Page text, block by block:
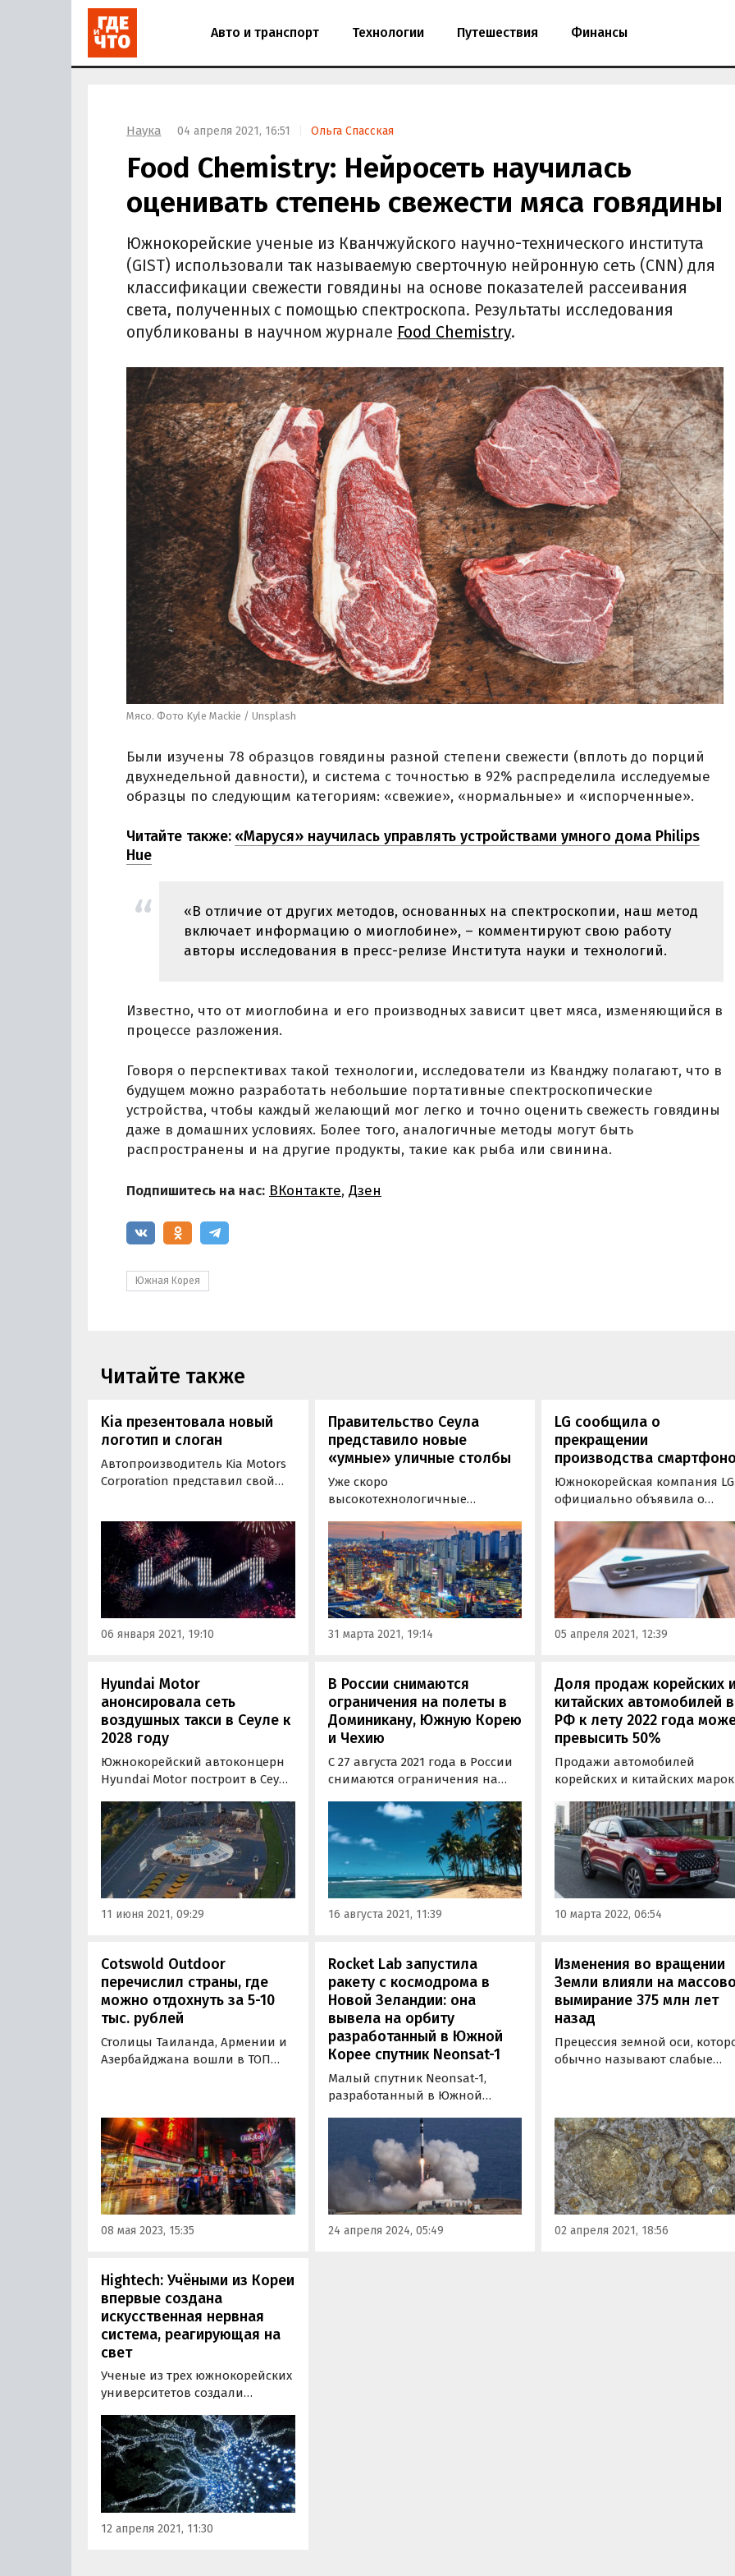
Авто и транспорт Технологии Путешествия Финансы
Наука 04 апреля 2021, 16:51 Ольга Спасская
Food Chemistry: Нейросеть научилась
оценивать степень свежести мяса говядины
Южнокорейские ученые из Кванчжуйского научно-технического института
(GIST) использовали так называемую сверточную нейронную сеть (CNN) для
классификации свежести говядины на основе показателей рассеивания
света, полученных с помощью спектроскопа. Результаты исследования
опубликованы в научном журнале Food Chemistry.
Мясо. Фото Kyle Mackie / Unsplash
Были изучены 78 образцов говядины разной степени свежести (вплоть до порций
двухнедельной давности), и система с точностью в 92% распределила исследуемые
образцы по следующим категориям: «свежие», «нормальные» и «испорченные».
Читайте также: «Маруся» научилась управлять устройствами умного дома Philips
Hue
«В отличие от других методов, основанных на спектроскопии, наш метод
включает информацию о миоглобине», – комментируют свою работу
авторы исследования в пресс-релизе Института науки и технологий.
Известно, что от миоглобина и его производных зависит цвет мяса, изменяющийся в
процессе разложения.
Говоря о перспективах такой технологии, исследователи из Кванджу полагают, что в
будущем можно разработать небольшие портативные спектроскопические
устройства, чтобы каждый желающий мог легко и точно оценить свежесть говядины
даже в домашних условиях. Более того, аналогичные методы могут быть
распространены и на другие продукты, такие как рыба или свинина.
Подпишитесь на нас: ВКонтакте, Дзен
Южная Корея
Читайте также
Kia презентовала новый
логотип и слоган
Автопроизводитель Kia Motors
Corporation представил свой
заявили представители
компании на её официальном
сайте. Новый логотип
имитирует подпись от руки.
06 января 2021, 19:10
Правительство Сеула
представило новые
«умные» уличные столбы
Уже скоро
высокотехнологичные
повсеместным явлением в
будущих «умных» городах. Одну
из первых версий такой
технологии, получившую
название S-Pole, представило
правительство Сеула, Южная
Корея.
31 марта 2021, 19:14
LG сообщила о
прекращении
производства
Южнокорейская компания LG
официально объявила о
подразделения и
прекращении производства
смартфонов к 31 июля 2021
года. Об одобрении советом
директоров такого решения
сообщается в пресс-релизе
производителя.
05 апреля 2021, 12:39
Hyundai Motor
анонсировала сеть
воздушных такси в Сеуле к
2028 году
Южнокорейский автоконцерн
Hyundai Motor построит в Сеуле
Запустить «городскую
экосистему воздушной
мобильности» в полноценную
эксплуатацию планируется к
2028 году.
11 июня 2021, 09:29
В России снимаются
ограничения на полеты в
Доминикану, Южную Корею
и Чехию
С 27 августа 2021 года в России
снимаются ограничения на
полеты в Доминикану, Южную
Корею и Чехию. Такое решение
было принято оперштабом по
предупреждению завоза и
распространению COVID-19 в
России, проведенным вице-
премьером…
16 августа 2021, 11:39
Доля продаж корейских
китайских автомобилей в
РФ к лету 2022 года
превысить 50%
Продажи автомобилей
корейских и китайских
более 50% в случае, если
западные производители
снова не начнут поставки
машин в автосалоны
Об этом сообщают РИА
со ссылкой на экспертов
«Банкавто».
10 марта 2022, 06:54
Cotswold Outdoor
перечислил страны, где
можно отдохнуть за 5-10
тыс. рублей
Столицы Таиланда, Армении и
Азербайджана вошли в ТОП
пишет Ассоциация
Туроператоров (АТОР).
08 мая 2023, 15:35
Rocket Lab запустила
ракету с космодрома в
Новой Зеландии: она
вывела на орбиту
разработанный в Южной
Корее спутник Neonsat-1
Малый спутник Neonsat-1,
разработанный в Южной
на целевую орбиту с
использованием ракеты
компании Rocket Lab,
запущенной с космодрома в
Новой Зеландии.
24 апреля 2024, 05:49
Изменения во вращении
Земли влияли на
вымирание 375 млн лет
назад
Прецессия земной оси,
обычно называют слабые
Земле. К такому выводу
пришли геологи из
Университета Алабамы,
которых опубликована в
журнале Earth and
02 апреля 2021, 18:56
Hightech: Учёными из Кореи
впервые создана
искусственная нервная
система, реагирующая на
свет
Ученые из трех южнокорейских
университетов создали
систему, которая подражает
реакции человека на свет и
учится выполнять
поставленные ей задачи.
12 апреля 2021, 11:30